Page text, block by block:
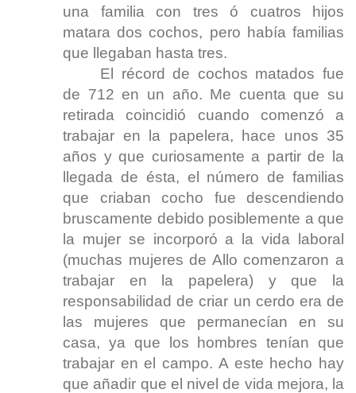
una familia con tres ó cuatros hijos
matara dos cochos, pero había familias
que llegaban hasta tres.
El récord de cochos matados fue
de 712 en un año. Me cuenta que su
retirada coincidió cuando comenzó a
trabajar en la papelera, hace unos 35
años y que curiosamente a partir de la
llegada de ésta, el número de familias
que criaban cocho fue descendiendo
bruscamente debido posiblemente a que
la mujer se incorporó a la vida laboral
(muchas mujeres de Allo comenzaron a
trabajar en la papelera) y que la
responsabilidad de criar un cerdo era de
las mujeres que permanecían en su
casa, ya que los hombres tenían que
trabajar en el campo. A este hecho hay
que añadir que el nivel de vida mejora, la